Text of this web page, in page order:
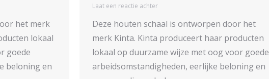
het merk
lokaal
goede
beloning en
Laat een reactie achter
Deze houten schaal is ontworpen door het
merk Kinta. Kinta produceert haar producten
lokaal op duurzame wijze met oog voor goede
arbeidsomstandigheden, eerlijke beloning en